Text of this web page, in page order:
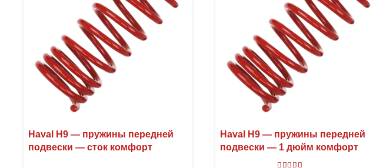
Haval H9 — пружины передней
подвески — сток комфорт
Haval H9 — пружины передней
подвески — 1 дюйм комфорт